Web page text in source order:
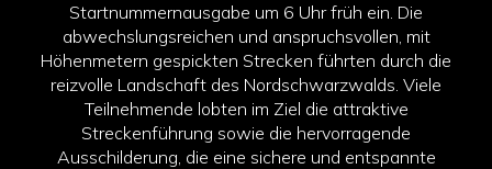
Startnummernausgabe um 6 Uhr früh ein. Die
abwechslungsreichen und anspruchsvollen, mit
Höhenmetern gespickten Strecken führten durch die
reizvolle Landschaft des Nordschwarzwalds. Viele
Teilnehmende lobten im Ziel die attraktive
Streckenführung sowie die hervorragende
Ausschilderung, die eine sichere und entspannte